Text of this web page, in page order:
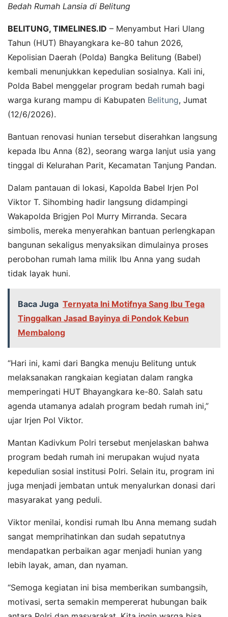
Bedah Rumah Lansia di Belitung
BELITUNG, TIMELINES.ID – Menyambut Hari Ulang
Tahun (HUT) Bhayangkara ke-80 tahun 2026,
Kepolisian Daerah (Polda) Bangka Belitung (Babel)
kembali menunjukkan kepedulian sosialnya. Kali ini,
Polda Babel menggelar program bedah rumah bagi
warga kurang mampu di Kabupaten Belitung, Jumat
(12/6/2026).
Bantuan renovasi hunian tersebut diserahkan langsung
kepada Ibu Anna (82), seorang warga lanjut usia yang
tinggal di Kelurahan Parit, Kecamatan Tanjung Pandan.
Dalam pantauan di lokasi, Kapolda Babel Irjen Pol
Viktor T. Sihombing hadir langsung didampingi
Wakapolda Brigjen Pol Murry Mirranda. Secara
simbolis, mereka menyerahkan bantuan perlengkapan
bangunan sekaligus menyaksikan dimulainya proses
perobohan rumah lama milik Ibu Anna yang sudah
tidak layak huni.
Baca Juga Ternyata Ini Motifnya Sang Ibu Tega
Tinggalkan Jasad Bayinya di Pondok Kebun
Membalong
“Hari ini, kami dari Bangka menuju Belitung untuk
melaksanakan rangkaian kegiatan dalam rangka
memperingati HUT Bhayangkara ke-80. Salah satu
agenda utamanya adalah program bedah rumah ini,”
ujar Irjen Pol Viktor.
Mantan Kadivkum Polri tersebut menjelaskan bahwa
program bedah rumah ini merupakan wujud nyata
kepedulian sosial institusi Polri. Selain itu, program ini
juga menjadi jembatan untuk menyalurkan donasi dari
masyarakat yang peduli.
Viktor menilai, kondisi rumah Ibu Anna memang sudah
sangat memprihatinkan dan sudah sepatutnya
mendapatkan perbaikan agar menjadi hunian yang
lebih layak, aman, dan nyaman.
“Semoga kegiatan ini bisa memberikan sumbangsih,
motivasi, serta semakin mempererat hubungan baik